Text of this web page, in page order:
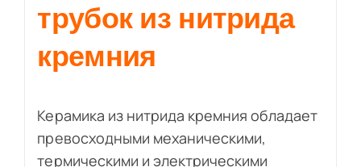
трубок из нитрида
кремния
Керамика из нитрида кремния обладает
превосходными механическими,
термическими и электрическими